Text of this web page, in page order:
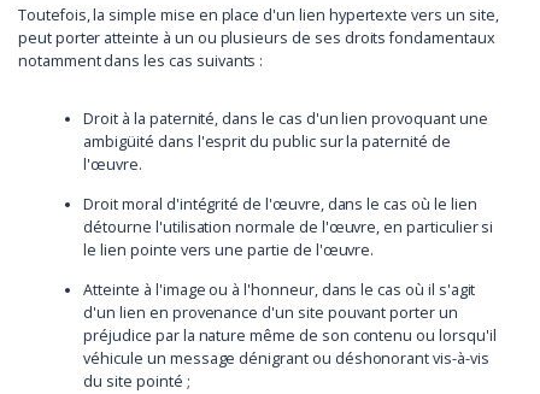
Toutefois, la simple mise en place d'un lien hypertexte vers un site,
peut porter atteinte à un ou plusieurs de ses droits fondamentaux
notamment dans les cas suivants :
Droit à la paternité, dans le cas d'un lien provoquant une
ambigüité dans l'esprit du public sur la paternité de
l'œuvre.
Droit moral d'intégrité de l'œuvre, dans le cas où le lien
détourne l'utilisation normale de l'œuvre, en particulier si
le lien pointe vers une partie de l'œuvre.
Atteinte à l'image ou à l'honneur, dans le cas où il s'agit
d'un lien en provenance d'un site pouvant porter un
préjudice par la nature même de son contenu ou lorsqu'il
véhicule un message dénigrant ou déshonorant vis-à-vis
du site pointé ;